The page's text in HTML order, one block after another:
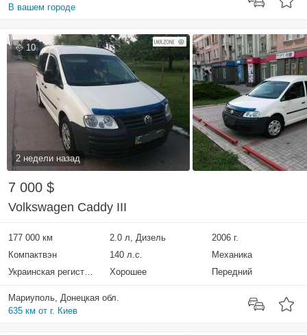
В вашем городе
10
2 недели назад
7 000 $
Volkswagen Caddy III
177 000 км 2.0 л, Дизель
2006 г.
Компактвэн
140 л.с.
Механика
Украинская регистрация
Хорошее Передний
Мариуполь, Донецкая обл.
635 км от г. Киев